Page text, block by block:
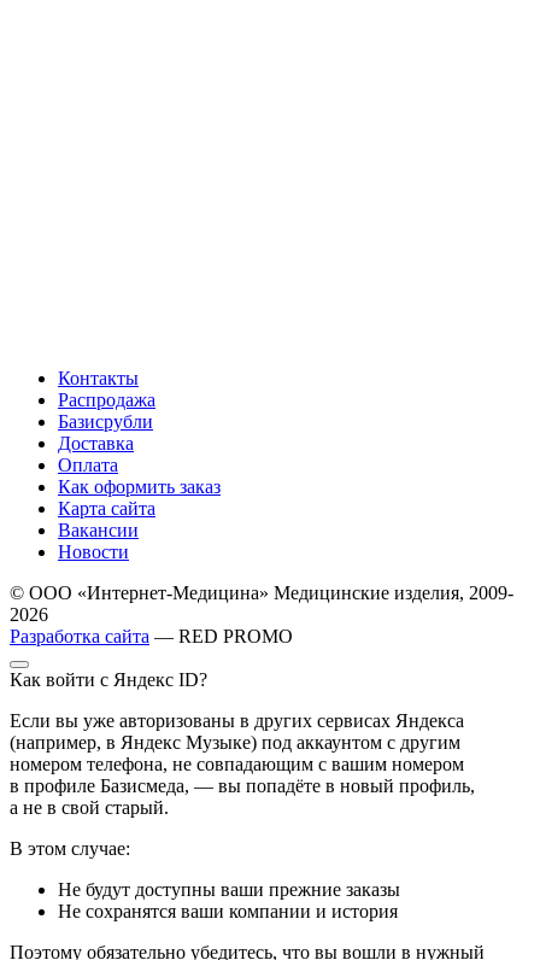
Контакты
Распродажа
Базисрубли
Доставка
Оплата
Как оформить заказ
Карта сайта
Вакансии
Новости
© ООО «Интернет-Медицина» Медицинские изделия, 2009-
2026
Разработка сайта — RED PROMO
Как войти с Яндекс ID?
Если вы уже авторизованы в других сервисах Яндекса
(например, в Яндекс Музыке) под аккаунтом с другим
номером телефона, не совпадающим с вашим номером
в профиле Базисмеда, — вы попадёте в новый профиль,
а не в свой старый.
В этом случае:
Не будут доступны ваши прежние заказы
Не сохранятся ваши компании и история
Поэтому обязательно убедитесь, что вы вошли в нужный